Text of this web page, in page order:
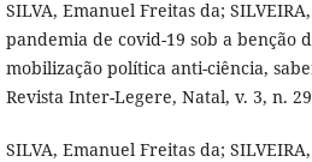
SILVA, Emanuel Freitas da;
pandemia de covid-19 sob a benção
mobilização política anti-ciência,
Revista Inter-Legere, Natal, v. 3, n.
SILVA, Emanuel Freitas da;